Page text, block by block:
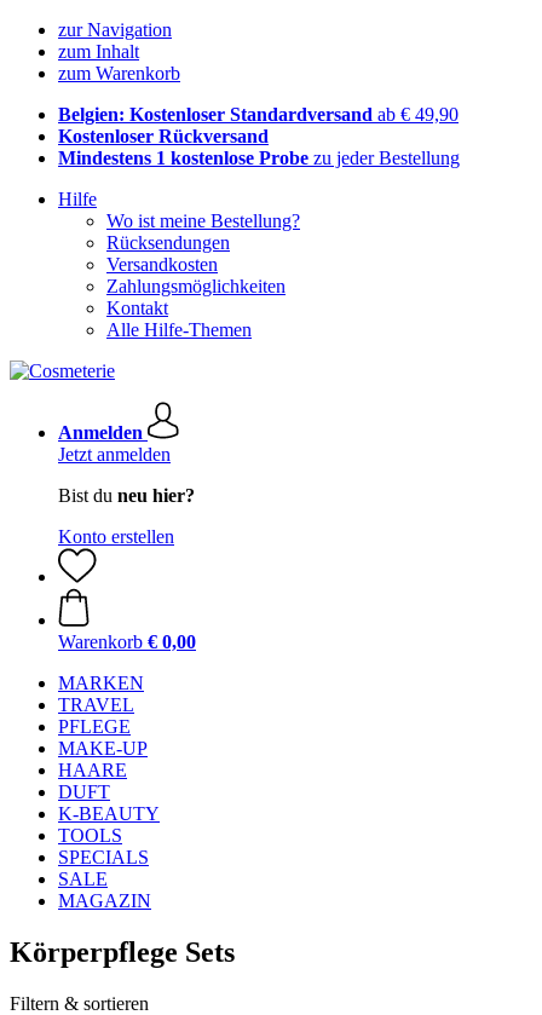
zur Navigation
zum Inhalt
zum Warenkorb
Belgien: Kostenloser Standardversand ab € 49,90
Kostenloser Rückversand
Mindestens 1 kostenlose Probe zu jeder Bestellung
Hilfe
Wo ist meine Bestellung?
Rücksendungen
Versandkosten
Zahlungsmöglichkeiten
Kontakt
Alle Hilfe-Themen
Anmelden
Jetzt anmelden
Bist du neu hier?
Konto erstellen
Warenkorb € 0,00
MARKEN
TRAVEL
PFLEGE
MAKE-UP
HAARE
DUFT
K-BEAUTY
TOOLS
SPECIALS
SALE
MAGAZIN
Körperpflege Sets
Filtern & sortieren